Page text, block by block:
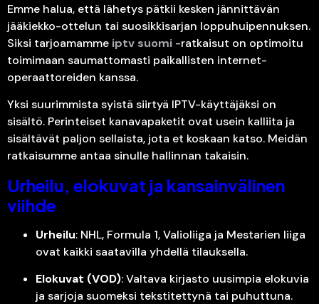
Emme halua, että lähetys pätkii kesken jännittävän
jääkiekko-ottelun tai suosikkisarjan loppuhuipennuksen.
Siksi tarjoamamme iptv suomi -ratkaisut on optimoitu
toimimaan saumattomasti paikallisten internet-
operaattoreiden kanssa.
Yksi suurimmista syistä siirtyä IPTV-käyttäjäksi on
sisältö. Perinteiset kanavapaketit ovat usein kalliita ja
sisältävät paljon sellaista, jota et koskaan katso. Meidän
ratkaisumme antaa sinulle hallinnan takaisin.
Urheilu, elokuvat ja kansainvälinen
viihde
Urheilu: NHL, Formula 1, Valioliiga ja Mestarien liiga
ovat kaikki saatavilla yhdellä tilauksella.
Elokuvat (VOD): Valtava kirjasto uusimpia elokuvia
ja sarjoja suomeksi tekstitettynä tai puhuttuna.